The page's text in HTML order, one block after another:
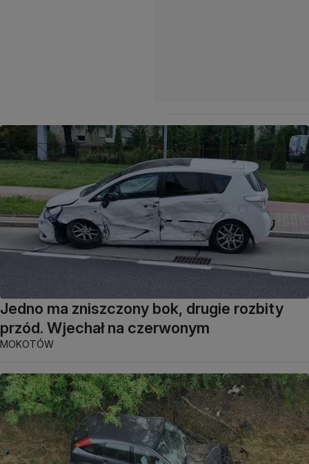
Jedno ma zniszczony bok, drugie rozbity
przód. Wjechał na czerwonym
MOKOTÓW